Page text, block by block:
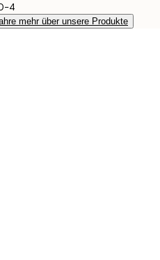
4
mehr über unsere Produkte